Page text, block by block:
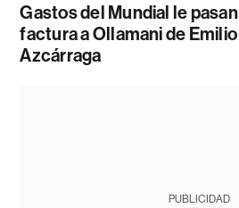
Gastos del Mundial le pasan
factura a Ollamani de Emilio
Azcárraga
PUBLICIDAD